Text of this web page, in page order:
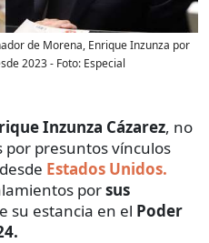
de Morena, Enrique Inzunza por
2023- Foto: Especial
Inzunza Cázarez, no
por presuntos vínculos
Estados Unidos.
porsus
su estancia en el Poder